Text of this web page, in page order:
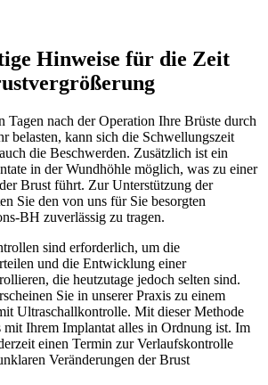
Hinweise für die Zeit
Tagen nach der Operation Ihre Brüste durch
belasten, kann sich die Schwellungszeit
die Beschwerden. Zusätzlich ist ein
in der Wundhöhle möglich, was zu einer
Brust führt. Zur Unterstützung der
Sie den von uns für Sie besorgten
BH zuverlässig zu tragen.
sind erforderlich, um die
und die Entwicklung einer
die heutzutage jedoch selten sind.
Sie in unserer Praxis zu einem
Ultraschallkontrolle. Mit dieser Methode
mit Ihrem Implantat alles in Ordnung ist. Im
einen Termin zur Verlaufskontrolle
Veränderungen der Brust